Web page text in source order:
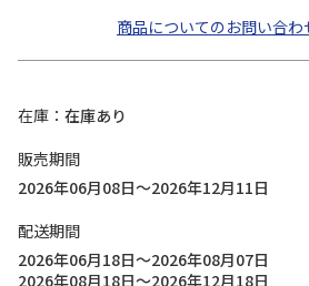
商品についてのお問い合わ
在庫
在庫あり
販売期間
2026年06月08日～2026年12月11日
配送期間
2026年06月18日～2026年08月07日
2026年08月18日～2026年12月18日